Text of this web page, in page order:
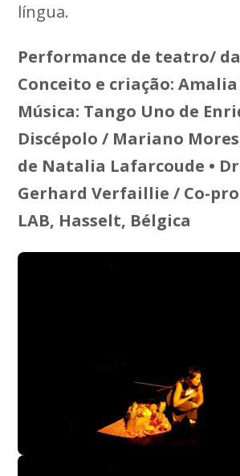
língua.
Performance de teatro/
Conceito e criação:
Música: Tango Uno de
Discépolo / Mariano
de Natalia Lafarcoude •
Gerhard Verfaillie / Co-
LAB, Hasselt, Bélgica